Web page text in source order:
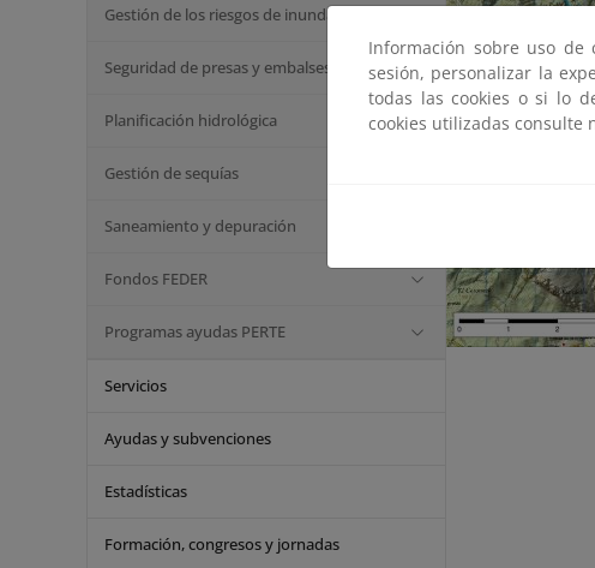
Gestión de los riesgos de inundación
Seguridad de presas y embalses
Planificación hidrológica
Gestión de sequías
Saneamiento y depuración
Fondos FEDER
Programas ayudas PERTE
Servicios
Ayudas y subvenciones
Estadísticas
Formación, congresos y jornadas
Información sobre uso de
sesión, personalizar la
todas las cookies o si lo
cookies utilizadas consulte